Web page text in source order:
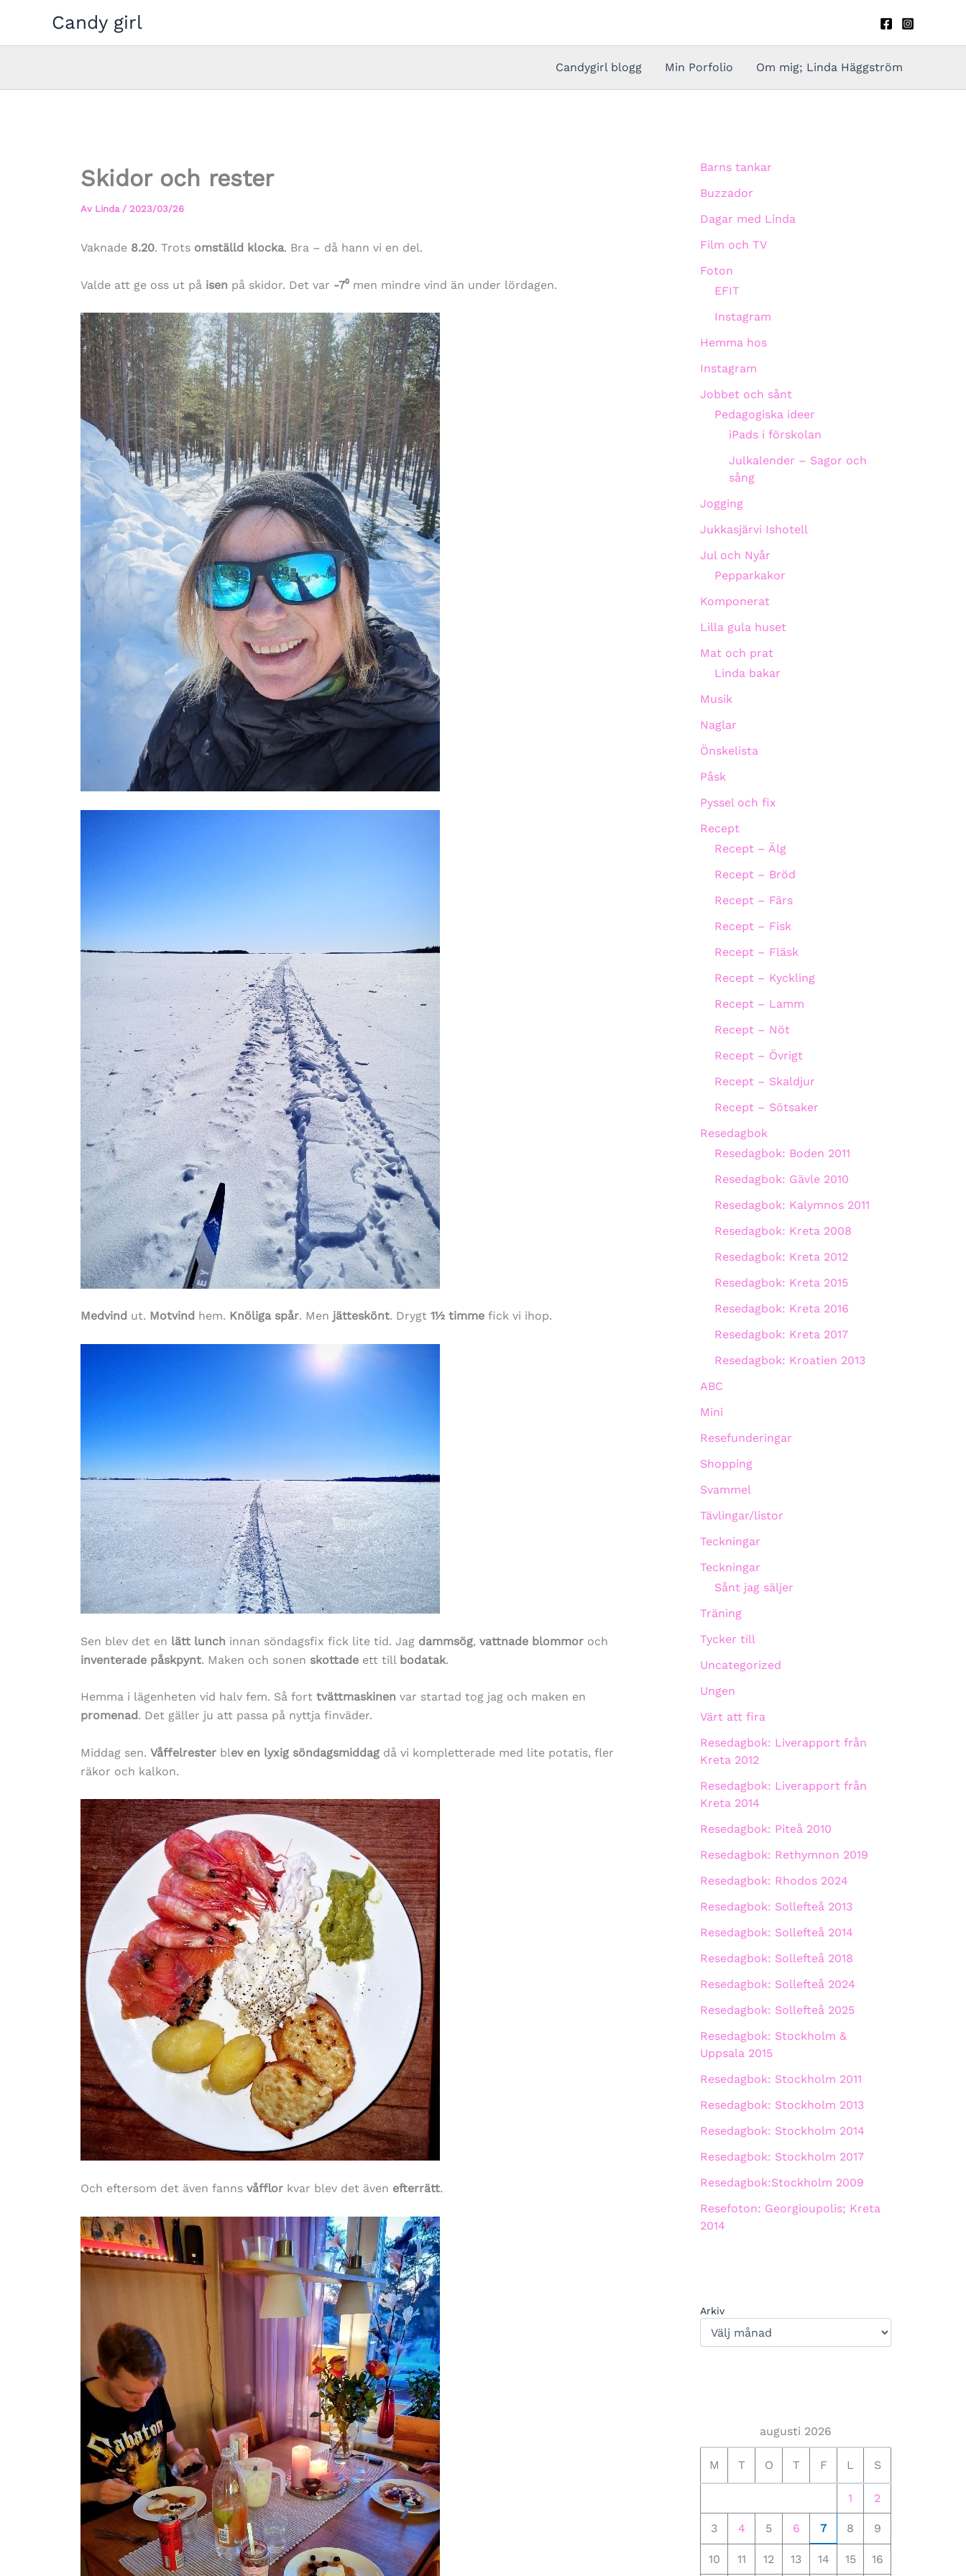
innehåll
Candy girl
Candygirl blogg Min Porfolio Om mig; Linda Häggström
Skidor och rester
Av Linda / 2023/03/26
Vaknade 8.20. Trots omställd klocka. Bra – då hann vi en del.
Valde att ge oss ut på isen på skidor. Det var -7⁰ men mindre vind än under lördagen.
Medvind ut. Motvind hem. Knöliga spår. Men jätteskönt. Drygt 1½ timme fick vi ihop.
Sen blev det en lätt lunch innan söndagsfix fick lite tid. Jag dammsög, vattnade blommor och
inventerade påskpynt. Maken och sonen skottade ett till bodatak.
Hemma i lägenheten vid halv fem. Så fort tvättmaskinen var startad tog jag och maken en
promenad. Det gäller ju att passa på nyttja finväder.
Middag sen. Våffelrester blev en lyxig söndagsmiddag då vi kompletterade med lite potatis, fler
räkor och kalkon.
Och eftersom det även fanns våfflor kvar blev det även efterrätt.
Barns tankar
Buzzador
Dagar med Linda
Film och TV
Foton
EFIT
Instagram
Hemma hos
Instagram
Jobbet och sånt
Pedagogiska ideer
iPads i förskolan
Julkalender – Sagor och
sång
Jogging
Jukkasjärvi Ishotell
Jul och Nyår
Pepparkakor
Komponerat
Lilla gula huset
Mat och prat
Linda bakar
Musik
Naglar
Önskelista
Påsk
Pyssel och fix
Recept
Recept – Älg
Recept – Bröd
Recept – Färs
Recept – Fisk
Recept – Fläsk
Recept – Kyckling
Recept – Lamm
Recept – Nöt
Recept – Övrigt
Recept – Skaldjur
Recept – Sötsaker
Resedagbok
Resedagbok: Boden 2011
Resedagbok: Gävle 2010
Resedagbok: Kalymnos 2011
Resedagbok: Kreta 2008
Resedagbok: Kreta 2012
Resedagbok: Kreta 2015
Resedagbok: Kreta 2016
Resedagbok: Kreta 2017
Resedagbok: Kroatien 2013
ABC
Mini
Resefunderingar
Shopping
Svammel
Tävlingar/listor
Teckningar
Teckningar
Sånt jag säljer
Träning
Tycker till
Uncategorized
Ungen
Värt att fira
Resedagbok: Liverapport från
Kreta 2012
Resedagbok: Liverapport från
Kreta 2014
Resedagbok: Piteå 2010
Resedagbok: Rethymnon 2019
Resedagbok: Rhodos 2024
Resedagbok: Sollefteå 2013
Resedagbok: Sollefteå 2014
Resedagbok: Sollefteå 2018
Resedagbok: Sollefteå 2024
Resedagbok: Sollefteå 2025
Resedagbok: Stockholm &
Uppsala 2015
Resedagbok: Stockholm 2011
Resedagbok: Stockholm 2013
Resedagbok: Stockholm 2014
Resedagbok: Stockholm 2017
Resedagbok:Stockholm 2009
Resefoton: Georgioupolis; Kreta
2014
Arkiv
augusti 2026
M T O T F L S
1 2
3 4 5 6 7 8 9
10 11 12 13 14 15 16